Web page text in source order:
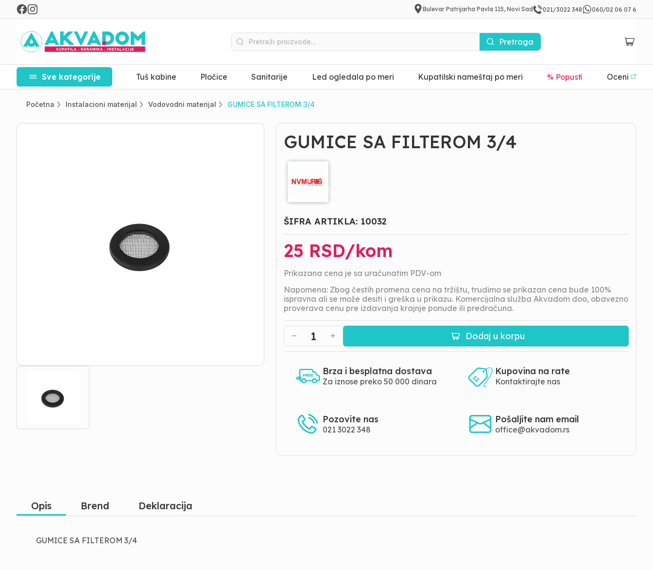
Bulevar Patrijarha Pavla 115, Novi Sad 021/3022 348 060/02 06 07 6
Pretraga
Sve kategorije Tuš kabine Pločice Sanitarije Led ogledala po meri Kupatilski nameštaj po meri % Popusti Oceni
Početna Instalacioni materijal Vodovodni materijal GUMICE SA FILTEROM 3/4
GUMICE SA FILTEROM 3/4
ŠIFRA ARTIKLA: 10032
25 RSD/kom
Prikazana cena je sa uračunatim PDV-om
Napomena: Zbog čestih promena cena na tržištu, trudimo se prikazan cena bude 100%
ispravna ali se može desiti i greška u prikazu. Komercijalna služba Akvadom doo, obavezno
proverava cenu pre izdavanja krajnje ponude ili predračuna.
1 Dodaj u korpu
Brza i besplatna dostava
Za iznose preko 50 000 dinara
Kupovina na rate
Kontaktirajte nas
Pozovite nas
021 3022 348
Pošaljite nam email
office@akvadom.rs
Opis Brend Deklaracija
GUMICE SA FILTEROM 3/4